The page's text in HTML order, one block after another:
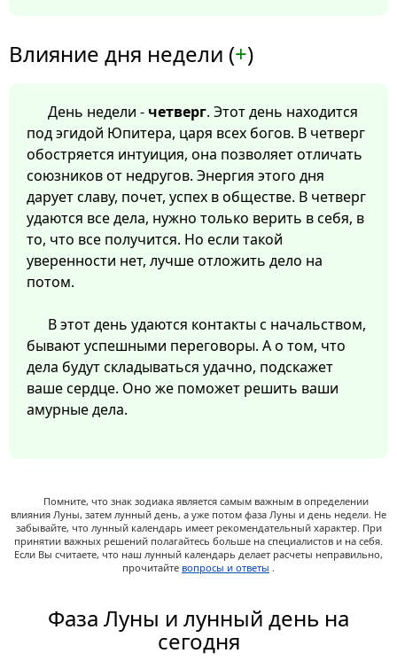
Влияние дня недели (+)
День недели - четверг. Этот день находится
под эгидой Юпитера, царя всех богов. В четверг
обостряется интуиция, она позволяет отличать
союзников от недругов. Энергия этого дня
дарует славу, почет, успех в обществе. В четверг
удаются все дела, нужно только верить в себя, в
то, что все получится. Но если такой
уверенности нет, лучше отложить дело на
потом.
В этот день удаются контакты с начальством,
бывают успешными переговоры. А о том, что
дела будут складываться удачно, подскажет
ваше сердце. Оно же поможет решить ваши
амурные дела.
Помните, что знак зодиака является самым важным в определении
влияния Луны, затем лунный день, а уже потом фаза Луны и день недели. Не
забывайте, что лунный календарь имеет рекомендательный характер. При
принятии важных решений полагайтесь больше на специалистов и на себя.
Если Вы считаете, что наш лунный календарь делает расчеты неправильно,
прочитайте вопросы и ответы .
Фаза Луны и лунный день на
сегодня